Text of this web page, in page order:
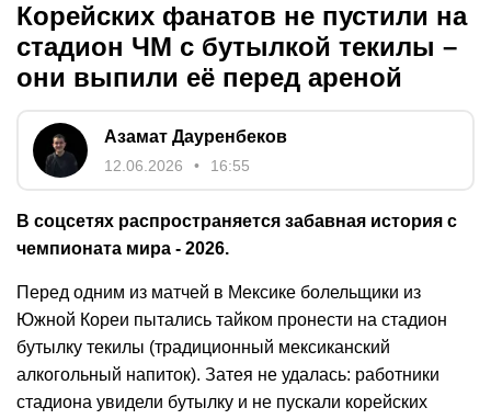
Корейских фанатов не пустили на
стадион ЧМ с бутылкой текилы –
они выпили её перед ареной
Азамат Дауренбеков
12.06.2026 16:55
В соцсетях распространяется забавная история с
чемпионата мира - 2026.
Перед одним из матчей в Мексике болельщики из
Южной Кореи пытались тайком пронести на стадион
бутылку текилы (традиционный мексиканский
алкогольный напиток). Затея не удалась: работники
стадиона увидели бутылку и не пускали корейских